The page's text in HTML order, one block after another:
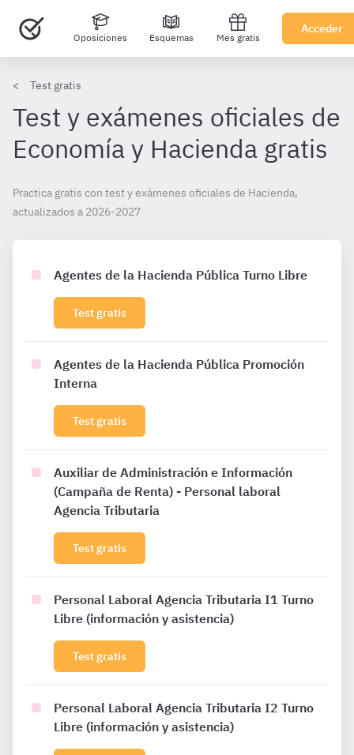
Oposiciones Esquemas Mes gratis
Acceder
Test gratis
Test y exámenes oficiales de
Economía y Hacienda gratis
Practica gratis con test y exámenes oficiales de Hacienda,
actualizados a 2026-2027
Agentes de la Hacienda Pública Turno Libre
Test gratis
Agentes de la Hacienda Pública Promoción
Interna
Test gratis
Auxiliar de Administración e Información
(Campaña de Renta) - Personal laboral
Agencia Tributaria
Test gratis
Personal Laboral Agencia Tributaria I1 Turno
Libre (información y asistencia)
Test gratis
Personal Laboral Agencia Tributaria I2 Turno
Libre (información y asistencia)